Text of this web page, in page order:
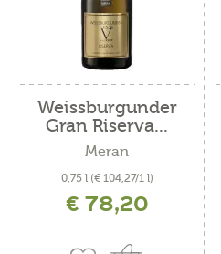
Weissburgunder
Gran Riserva...
Meran
0,75 l (€ 104,27/1 l)
inkl. MwSt. zzgl. Versandkosten
€ 78,20